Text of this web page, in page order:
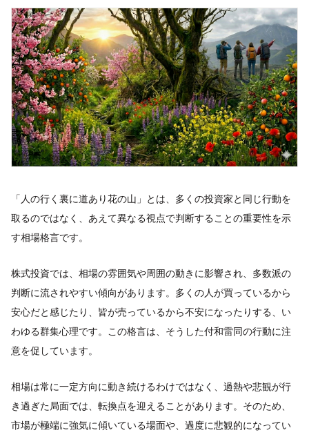
「人の行く裏に道あり花の山」とは、多くの投資家と同じ行動を
取るのではなく、あえて異なる視点で判断することの重要性を示
す相場格言です。
株式投資では、相場の雰囲気や周囲の動きに影響され、多数派の
判断に流されやすい傾向があります。多くの人が買っているから
安心だと感じたり、皆が売っているから不安になったりする、い
わゆる群集心理です。この格言は、そうした付和雷同の行動に注
意を促しています。
相場は常に一定方向に動き続けるわけではなく、過熱や悲観が行
き過ぎた局面では、転換点を迎えることがあります。そのため、
市場が極端に強気に傾いている場面や、過度に悲観的になってい